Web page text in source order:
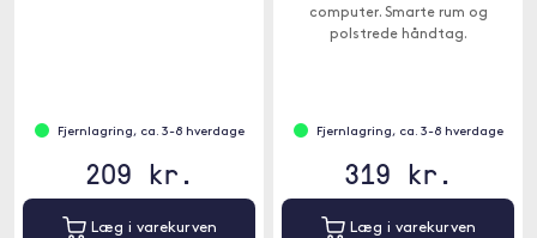
Fjernlagring, ca. 3-8 hverdage
209 kr.
Læg i varekurven
computer. Smarte rum og
polstrede håndtag.
Fjernlagring, ca. 3-8 hverdage
319 kr.
Læg i varekurven